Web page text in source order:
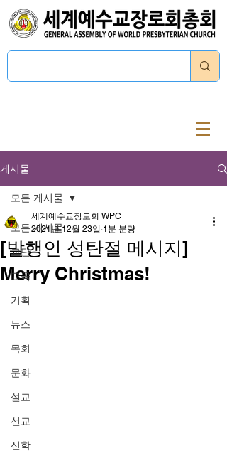
게시물
모든 게시물
교단
교육
기획
뉴스
목회
문화
설교
선교
신학
모든 게시물
[발행인 성탄절 메시지]
Merry Christmas!
세계예수교장로회 WPC
2021년 12월 23일 1분 분량